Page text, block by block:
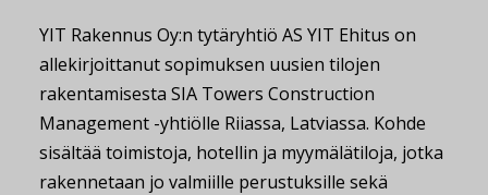
YIT Rakennus Oy:n tytäryhtiö AS YIT Ehitus on
allekirjoittanut sopimuksen uusien tilojen
rakentamisesta SIA Towers Construction
Management -yhtiölle Riiassa, Latviassa. Kohde
sisältää toimistoja, hotellin ja myymälätiloja, jotka
rakennetaan jo valmiille perustuksille sekä